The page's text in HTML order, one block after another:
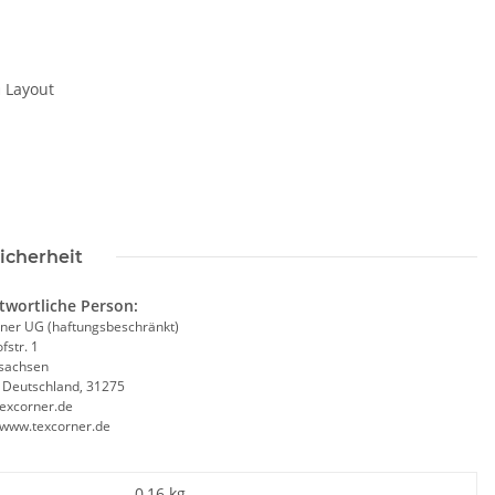
Person:
UG (haftungsbeschränkt)
1
31275
Evakuierungshelfer Piktogramm